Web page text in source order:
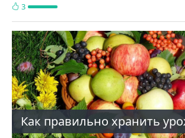
3
Как правильно хранить